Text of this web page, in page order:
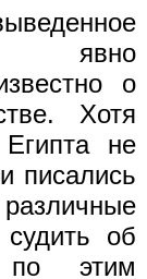
явно
о
Хотя
не
писались
об
этим